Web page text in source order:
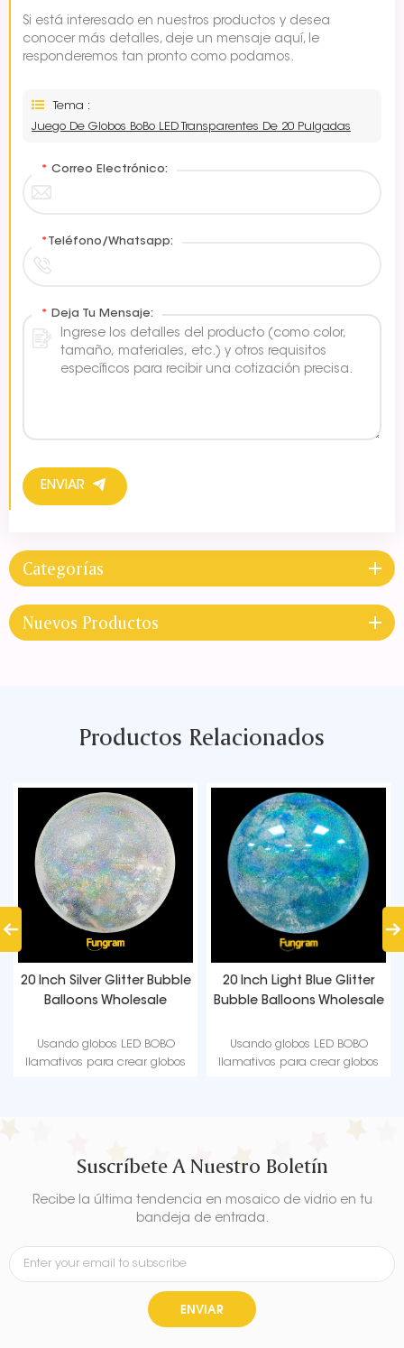
Si está interesado en nuestros productos y desea
conocer más detalles, deje un mensaje aquí, le
responderemos tan pronto como podamos.
Tema :
Juego De Globos BoBo LED Transparentes De 20 Pulgadas
* Correo Electrónico:
* Teléfono/Whatsapp:
* Deja Tu Mensaje:
ENVIAR
Categorías
Nuevos Productos
Productos Relacionados
20 Inch Light Blue Glitter
Bubble Balloons Wholesale
Usando globos LED BOBO
llamativos para crear globos
20 Inch Gold Glitter Bubble
Balloons Wholesale
Usando globos LED BOBO
llamativos para crear globos
Suscríbete A Nuestro Boletín
Recibe la última tendencia en mosaico de vidrio en tu
bandeja de entrada.
ENVIAR